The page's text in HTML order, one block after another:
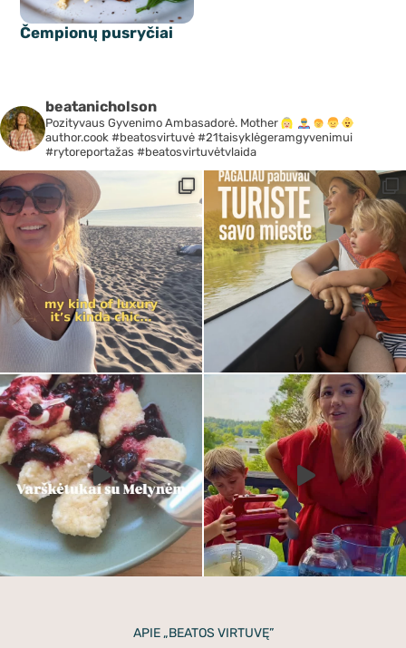
Čempionų pusryčiai
beatanicholson
Pozityvaus Gyvenimo Ambasadorė. Mother
author.cook #beatosvirtuvė #21taisyklėgeramgyvenimui
#rytoreportažas #beatosvirtuvėtvlaida
APIE „BEATOS VIRTUVĘ”